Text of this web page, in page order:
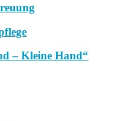
– Kleine Hand“